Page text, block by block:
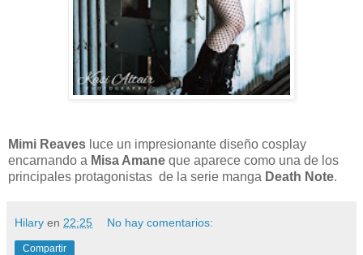
Mimi Reaves luce un impresionante diseño cosplay
encarnando a Misa Amane que aparece como una de los
principales protagonistas de la serie manga Death Note.
Hilary en 22:25 No hay comentarios:
Compartir